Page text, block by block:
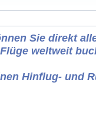
Sie direkt
weltweit
Hinflug- und